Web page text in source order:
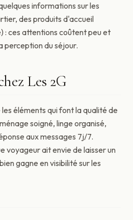
informations sur les
des produits d'accueil
: ces attentions coûtent peu et
perception du séjour.
Les 2G
éléments qui font la qualité de
soigné, linge organisé,
aux messages 7j/7.
voyageur ait envie de laisser un
gagne en visibilité sur les